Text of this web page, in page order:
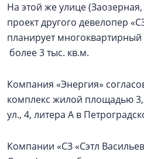
На этой же улице (Заозерная,
проект другого девелопер
планирует
более 3 тыс. кв.м.
Компания «Энергия»
комплекс жилой площадью
ул., 4, литера А в
Компании «СЗ «Сэтл